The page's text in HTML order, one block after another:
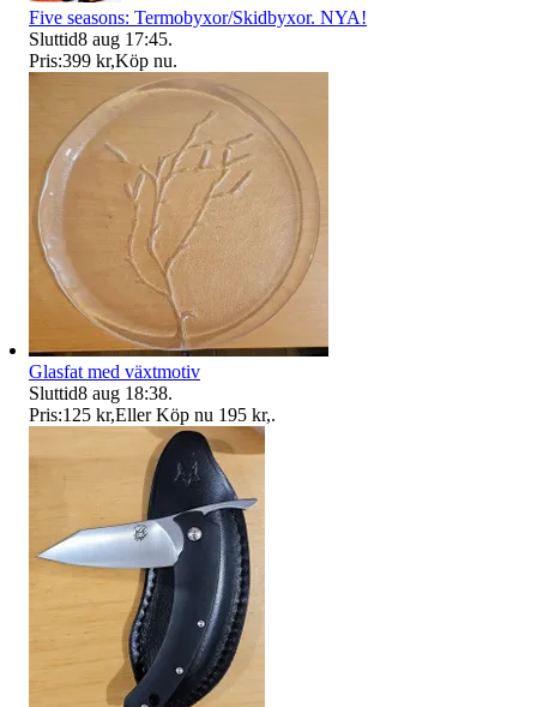
Five seasons: Termobyxor/Skidbyxor. NYA!
Sluttid8 aug 17:45.
Pris:399 kr,Köp nu.
Glasfat med växtmotiv
Sluttid8 aug 18:38.
Pris:125 kr,Eller Köp nu 195 kr,.